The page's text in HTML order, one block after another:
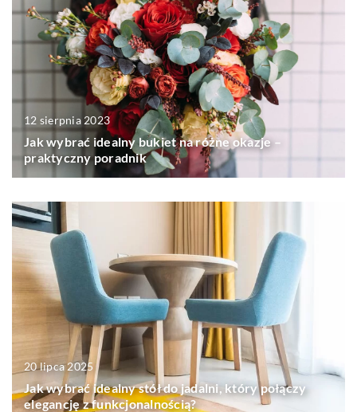
12 sierpnia 2023
Jak wybrać idealny bukiet na różne okazje –
praktyczny poradnik
20 lipca 2025
Jak wybrać idealny stół do jadalni, który połączy
elegancję z funkcjonalnością?